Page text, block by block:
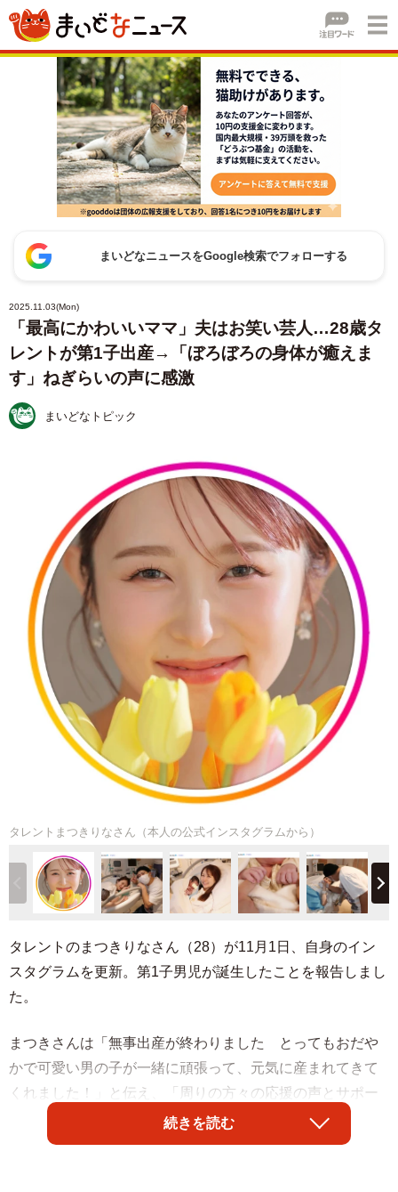
まいどなニュースをGoogle検索でフォローする
2025.11.03(Mon)
「最高にかわいいママ」夫はお笑い芸人…28歳タ
レントが第1子出産→「ぼろぼろの身体が癒えま
す」ねぎらいの声に感激
まいどなトピック
タレントまつきりなさん（本人の公式インスタグラムから）
タレントのまつきりなさん（28）が11月1日、自身のイン
スタグラムを更新。第1子男児が誕生したことを報告しまし
た。
まつきさんは「無事出産が終わりました とってもおだや
かで可愛い男の子が一緒に頑張って、元気に産まれてきて
くれました！」と伝え、「周りの方々の応援の声とサポー
ト、そしてなにより夫と母親立ち合いの中で初めてのお産
が出来たこと、本当に心強かった」と心境をつづりまし
続きを読む